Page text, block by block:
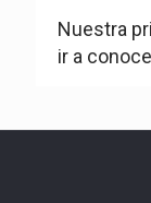
Nuestra
ir a